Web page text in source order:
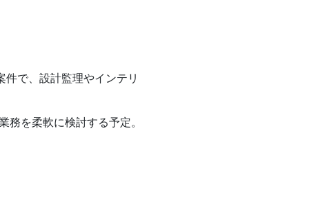
で、設計監理やインテリ
務を柔軟に検討する予定。